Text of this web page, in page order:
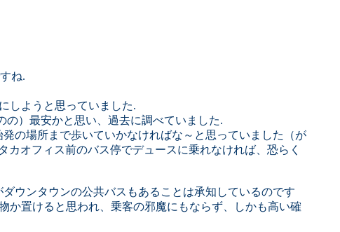
ね.
しようと思っていました.
）最安かと思い、過去に調べていました.
の場所まで歩いていかなければな～と思っていました（が
オフィス前のバス停でデュースに乗れなければ、恐らく
ウンタウンの公共バスもあることは承知しているのです
か置けると思われ、乗客の邪魔にもならず、しかも高い確